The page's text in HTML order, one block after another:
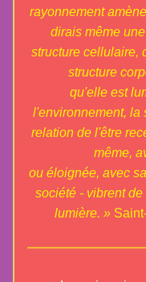
rayonnement
dirais même
structure cellulaire,
structure
qu'elle est
l'environnement, la
relation de l'être
même,
ou éloignée, avec
société - vibrent
lumière. »